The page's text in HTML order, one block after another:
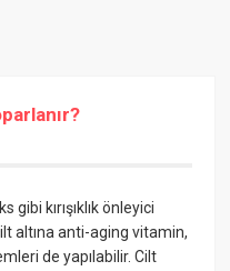
kırışıklık önleyici
altına anti-aging vitamin,
de yapılabilir. Cilt